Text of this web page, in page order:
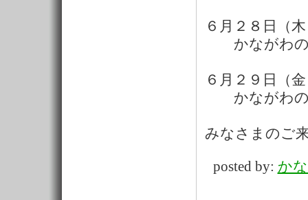
６月２８日（
かながわの
６月２９日（
かながわの
みなさまのご
posted by: か